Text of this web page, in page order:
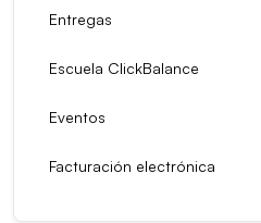
Entregas
Escuela ClickBalance
Eventos
Facturación electrónica